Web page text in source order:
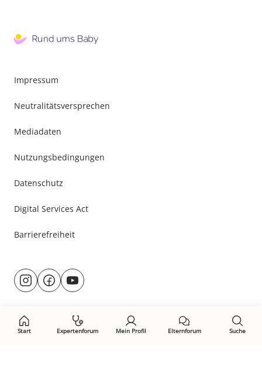
Start Expertenforum Mein Profil Elternforum Suche
Impressum
Neutralitätsversprechen
Mediadaten
Nutzungsbedingungen
Datenschutz
Digital Services Act
Barrierefreiheit
Besuche
uns@rund.ums.baby
facebook.com/rundumsbaby.de
youtube.com/@rundumsbaby_